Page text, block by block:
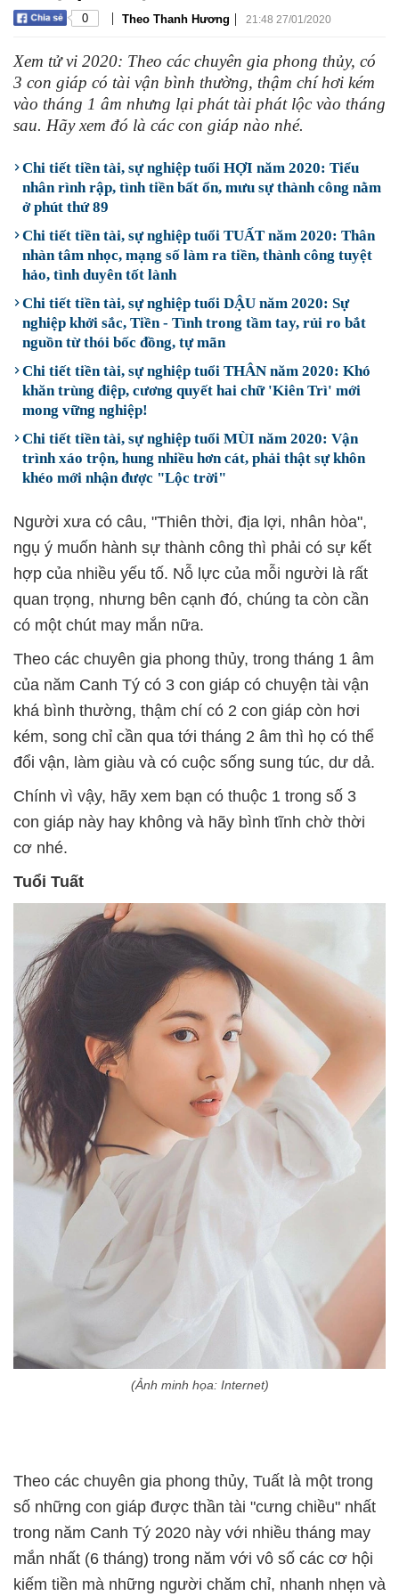
0 | Theo Thanh Hương | 21:48 27/01/2020
Xem tử vi 2020: Theo các chuyên gia phong thủy, có
3 con giáp có tài vận bình thường, thậm chí hơi kém
vào tháng 1 âm nhưng lại phát tài phát lộc vào tháng
sau. Hãy xem đó là các con giáp nào nhé.
Chi tiết tiền tài, sự nghiệp tuổi HỢI năm 2020: Tiểu
nhân rình rập, tình tiền bất ổn, mưu sự thành công nằm
ở phút thứ 89
Chi tiết tiền tài, sự nghiệp tuổi TUẤT năm 2020: Thân
nhàn tâm nhọc, mạng số làm ra tiền, thành công tuyệt
hảo, tình duyên tốt lành
Chi tiết tiền tài, sự nghiệp tuổi DẬU năm 2020: Sự
nghiệp khởi sắc, Tiền - Tình trong tầm tay, rủi ro bắt
nguồn từ thói bốc đồng, tự mãn
Chi tiết tiền tài, sự nghiệp tuổi THÂN năm 2020: Khó
khăn trùng điệp, cương quyết hai chữ 'Kiên Trì' mới
mong vững nghiệp!
Chi tiết tiền tài, sự nghiệp tuổi MÙI năm 2020: Vận
trình xáo trộn, hung nhiều hơn cát, phải thật sự khôn
khéo mới nhận được "Lộc trời"
Người xưa có câu, "Thiên thời, địa lợi, nhân hòa",
ngụ ý muốn hành sự thành công thì phải có sự kết
hợp của nhiều yếu tố. Nỗ lực của mỗi người là rất
quan trọng, nhưng bên cạnh đó, chúng ta còn cần
có một chút may mắn nữa.
Theo các chuyên gia phong thủy, trong tháng 1 âm
của năm Canh Tý có 3 con giáp có chuyện tài vận
khá bình thường, thậm chí có 2 con giáp còn hơi
kém, song chỉ cần qua tới tháng 2 âm thì họ có thể
đổi vận, làm giàu và có cuộc sống sung túc, dư dả.
Chính vì vậy, hãy xem bạn có thuộc 1 trong số 3
con giáp này hay không và hãy bình tĩnh chờ thời
cơ nhé.
Tuổi Tuất
(Ảnh minh họa: Internet)
Theo các chuyên gia phong thủy, Tuất là một trong
số những con giáp được thần tài "cưng chiều" nhất
trong năm Canh Tý 2020 này với nhiều tháng may
mắn nhất (6 tháng) trong năm với vô số các cơ hội
kiếm tiền mà những người chăm chỉ, nhanh nhẹn và